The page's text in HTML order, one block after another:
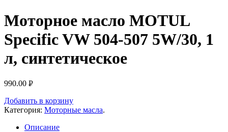
Моторное масло MOTUL
Specific VW 504-507 5W/30, 1
л, синтетическое
990.00 Р
Добавить в корзину
Категория: Моторные масла.
Описание